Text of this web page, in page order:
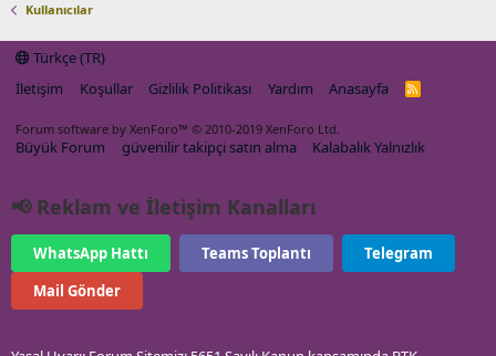
Kullanıcılar
Türkçe (TR)
İletişim
Koşullar Gizlilik Politikası Yardım Anasayfa
R
Forum software by XenForo™ © 2010-2019 XenForo Ltd.
Büyük Forum güvenilir takipçi satın alma Kalabalık Yalnızlık
📢 Reklam ve İletişim Kanalları
WhatsApp Hattı Teams Toplantı
Telegram
Mail Gönder